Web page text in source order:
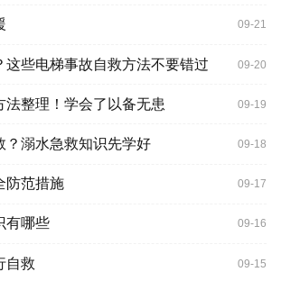
09-21
这些电梯事故自救方法不要错过 09-20
法整理！学会了以备无患 09-19
？溺水急救知识先学好 09-18
防范措施 09-17
有哪些 09-16
自救 09-15